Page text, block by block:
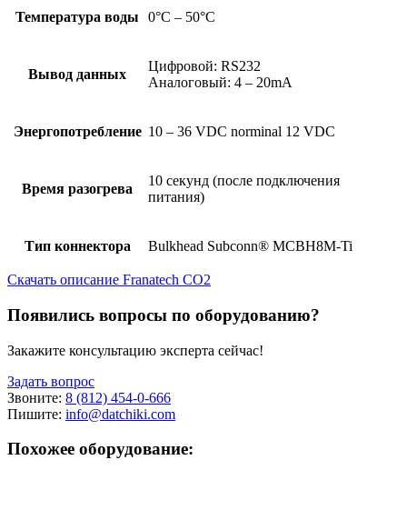
Температура воды 0°C – 50°C
Вывод данных
Цифровой: RS232
Аналоговый: 4 – 20mA
Энергопотребление 10 – 36 VDC norminal 12 VDC
Время разогрева
10 секунд (после подключения
питания)
Тип коннектора Bulkhead Subconn® MCBH8M-Ti
Скачать описание Franatech CO2
Появились вопросы по оборудованию?
Закажите консультацию эксперта сейчас!
Задать вопрос
Звоните: 8 (812) 454-0-666
Пишите: info@datchiki.com
Похожее оборудование: